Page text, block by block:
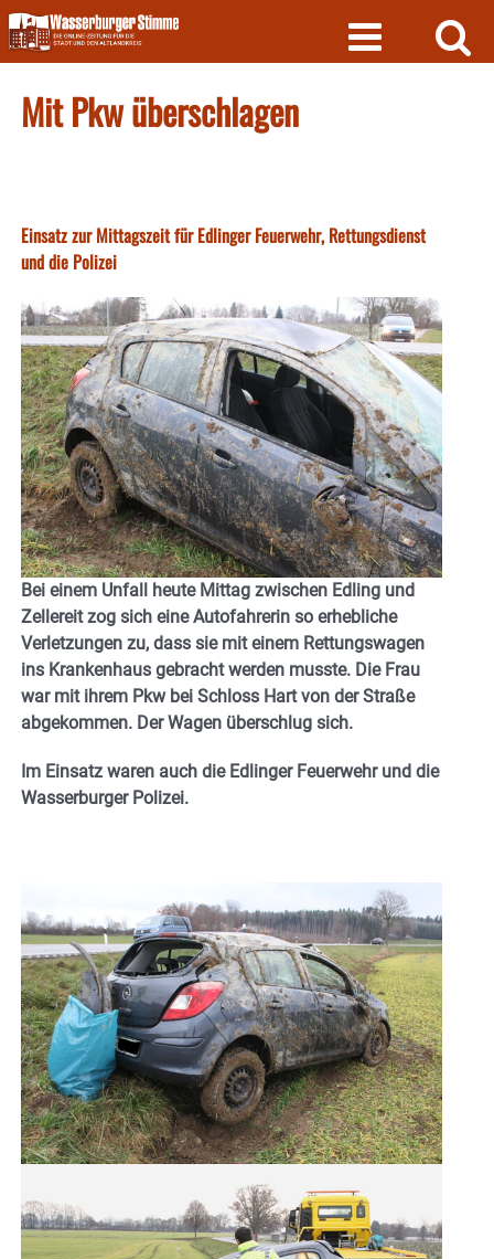
Skip
to
content
Mit Pkw überschlagen
Einsatz zur Mittagszeit für Edlinger Feuerwehr, Rettungsdienst
und die Polizei
Bei einem Unfall heute Mittag zwischen Edling und
Zellereit zog sich eine Autofahrerin so erhebliche
Verletzungen zu, dass sie mit einem Rettungswagen
ins Krankenhaus gebracht werden musste. Die Frau
war mit ihrem Pkw bei Schloss Hart von der Straße
abgekommen. Der Wagen überschlug sich.
Im Einsatz waren auch die Edlinger Feuerwehr und die
Wasserburger Polizei.